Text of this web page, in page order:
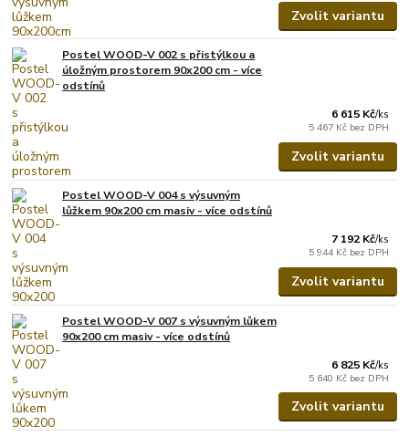
Zvolit variantu
Postel WOOD-V 002 s přistýlkou a
úložným prostorem 90x200 cm - více
odstínů
6 615 Kč/ks
5 467 Kč bez DPH
Zvolit variantu
Postel WOOD-V 004 s výsuvným
lůžkem 90x200 cm masiv - více odstínů
7 192 Kč/ks
5 944 Kč bez DPH
Zvolit variantu
Postel WOOD-V 007 s výsuvným lůkem
90x200 cm masiv - více odstínů
6 825 Kč/ks
5 640 Kč bez DPH
Zvolit variantu